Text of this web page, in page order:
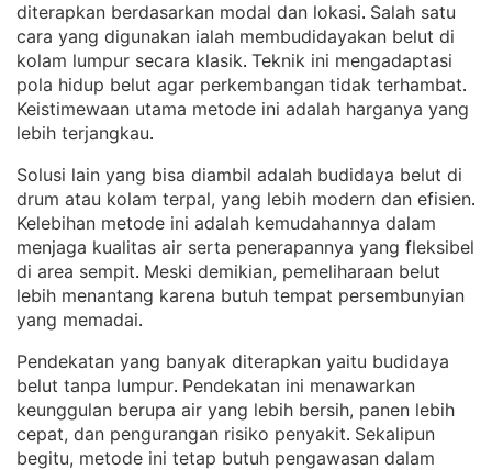
diterapkan berdasarkan modal dan lokasi. Salah satu
cara yang digunakan ialah membudidayakan belut di
kolam lumpur secara klasik. Teknik ini mengadaptasi
pola hidup belut agar perkembangan tidak terhambat
Keistimewaan utama metode ini adalah harganya yang
lebih terjangkau.
Solusi lain yang bisa diambil adalah budidaya belut di
drum atau kolam terpal, yang lebih modern dan efisien
Kelebihan metode ini adalah kemudahannya dalam
menjaga kualitas air serta penerapannya yang fleksibel
di area sempit. Meski demikian, pemeliharaan belut
lebih menantang karena butuh tempat persembunyian
yang memadai.
Pendekatan yang banyak diterapkan yaitu budidaya
belut tanpa lumpur. Pendekatan ini menawarkan
keunggulan berupa air yang lebih bersih, panen lebih
cepat, dan pengurangan risiko penyakit. Sekalipun
begitu, metode ini tetap butuh pengawasan dalam